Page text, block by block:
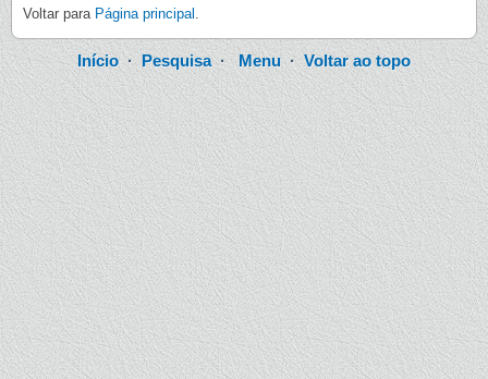
Voltar para Página principal .
Início·Pesquisa· Menu· Voltar ao topo